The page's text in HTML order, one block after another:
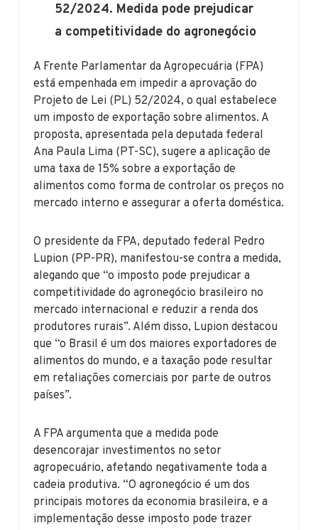
52/2024. Medida pode prejudicar
a competitividade do agronegócio
A Frente Parlamentar da Agropecuária (FPA)
está empenhada em impedir a aprovação do
Projeto de Lei (PL) 52/2024, o qual estabelece
um imposto de exportação sobre alimentos. A
proposta, apresentada pela deputada federal
Ana Paula Lima (PT-SC), sugere a aplicação de
uma taxa de 15% sobre a exportação de
alimentos como forma de controlar os preços no
mercado interno e assegurar a oferta doméstica.
O presidente da FPA, deputado federal Pedro
Lupion (PP-PR), manifestou-se contra a medida,
alegando que “o imposto pode prejudicar a
competitividade do agronegócio brasileiro no
mercado internacional e reduzir a renda dos
produtores rurais”. Além disso, Lupion destacou
que “o Brasil é um dos maiores exportadores de
alimentos do mundo, e a taxação pode resultar
em retaliações comerciais por parte de outros
países”.
A FPA argumenta que a medida pode
desencorajar investimentos no setor
agropecuário, afetando negativamente toda a
cadeia produtiva. “O agronegócio é um dos
principais motores da economia brasileira, e a
implementação desse imposto pode trazer